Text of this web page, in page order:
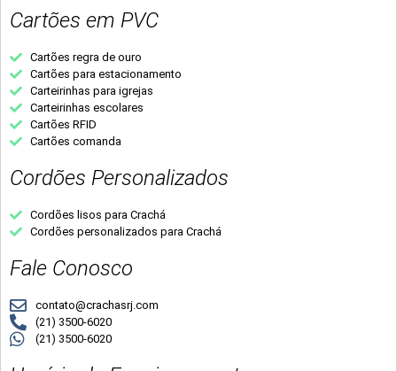
Cartões em PVC
Cartões regra de ouro
Cartões para estacionamento
Carteirinhas para igrejas
Carteirinhas escolares
Cartões RFID
Cartões comanda
Cordões Personalizados
Cordões lisos para Crachá
Cordões personalizados para Crachá
Fale Conosco
contato@crachasrj.com
(21) 3500-6020
(21) 3500-6020